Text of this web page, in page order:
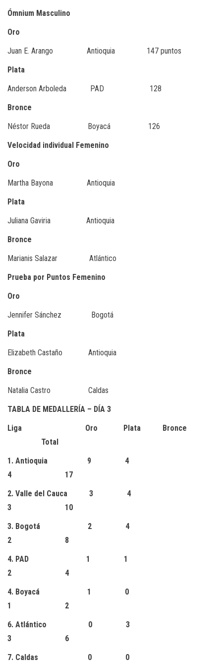
Ómnium Masculino
Oro
Juan E. Arango Antioquia 147 puntos
Plata
Anderson Arboleda PAD 128
Bronce
Néstor Rueda Boyacá 126
Velocidad individual Femenino
Oro
Martha Bayona Antioquia
Plata
Juliana Gaviria Antioquia
Bronce
Marianis Salazar Atlántico
Prueba por Puntos Femenino
Oro
Jennifer Sánchez Bogotá
Plata
Elizabeth Castaño Antioquia
Bronce
Natalia Castro Caldas
TABLA DE MEDALLERÍA – DÍA 3
Liga Oro Plata Bronce
Total
1. Antioquia 9 4
4 17
2. Valle del Cauca 3 4
3 10
3. Bogotá 2 4
2 8
4. PAD 1 1
2 4
4. Boyacá 1 0
1 2
6. Atlántico 0 3
3 6
7. Caldas 0 0